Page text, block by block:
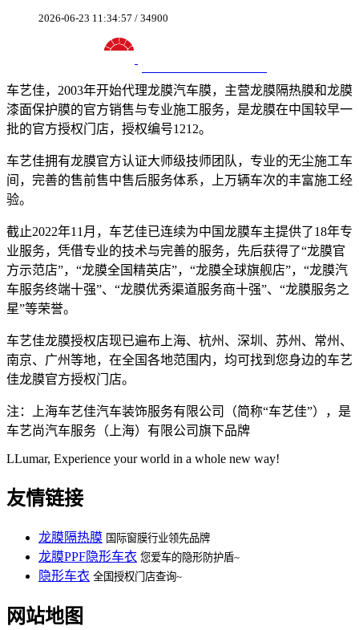
2026-06-23 11:34:57 / 34900
车艺佳，2003年开始代理龙膜汽车膜，主营龙膜隔热膜和龙膜
漆面保护膜的官方销售与专业施工服务，是龙膜在中国较早一
批的官方授权门店，授权编号1212。
车艺佳拥有龙膜官方认证大师级技师团队，专业的无尘施工车
间，完善的售前售中售后服务体系，上万辆车次的丰富施工经
验。
截止2022年11月，车艺佳已连续为中国龙膜车主提供了18年专
业服务，凭借专业的技术与完善的服务，先后获得了“龙膜官
方示范店”，“龙膜全国精英店”，“龙膜全球旗舰店”，“龙膜汽
车服务终端十强”、“龙膜优秀渠道服务商十强”、“龙膜服务之
星”等荣誉。
车艺佳龙膜授权店现已遍布上海、杭州、深圳、苏州、常州、
南京、广州等地，在全国各地范围内，均可找到您身边的车艺
佳龙膜官方授权门店。
注：上海车艺佳汽车装饰服务有限公司（简称“车艺佳”），是
车艺尚汽车服务（上海）有限公司旗下品牌
LLumar, Experience your world in a whole new way!
友情链接
龙膜隔热膜 国际窗膜行业领先品牌
龙膜PPF隐形车衣 您爱车的隐形防护盾~
隐形车衣 全国授权门店查询~
网站地图